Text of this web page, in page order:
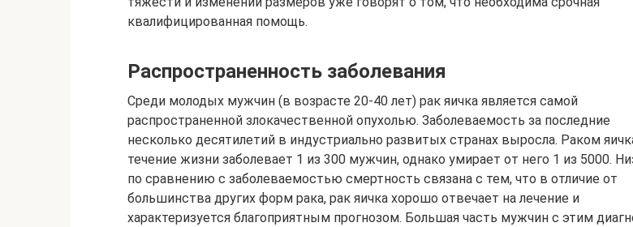
квалифицированная помощь.
Распространенность заболевания
Среди молодых мужчин (в возрасте 20-40 лет) рак яичка является самой
распространенной злокачественной опухолью. Заболеваемость за последние
несколько десятилетий в индустриально развитых странах выросла. Раком
течение жизни заболевает 1 из 300 мужчин, однако умирает от него 1 из 5000.
по сравнению с заболеваемостью смертность связана с тем, что в отличие от
большинства других форм рака, рак яичка хорошо отвечает на лечение и
характеризуется благоприятным прогнозом. Большая часть мужчин с этим